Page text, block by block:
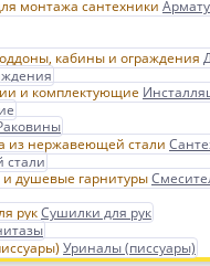
Сушилки для рук
Уриналы (писсуары)